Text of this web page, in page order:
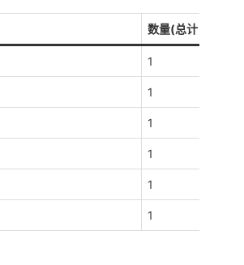
数量(总计 6 个)
1
1
1
1
1
1